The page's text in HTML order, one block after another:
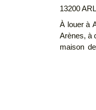
13200
À louer à
Arènes, à
maison